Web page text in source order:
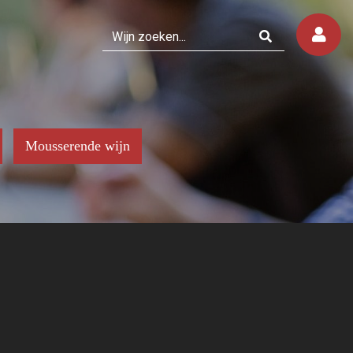
Mousserende wijn